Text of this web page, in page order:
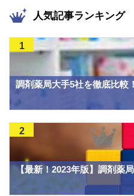
人気記事ランキング
調剤薬局大手5社を徹底比較
1
【最新！2023年版】調剤薬
2